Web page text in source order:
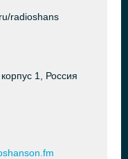
radioshans
1, Россия